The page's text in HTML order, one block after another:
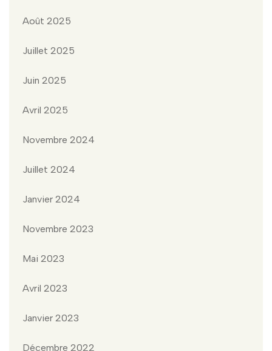
Août 2025
Juillet 2025
Juin 2025
Avril 2025
Novembre 2024
Juillet 2024
Janvier 2024
Novembre 2023
Mai 2023
Avril 2023
Janvier 2023
Décembre 2022